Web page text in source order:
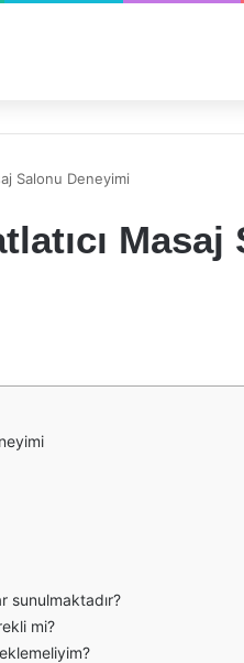
Salonu Deneyimi
Masaj
sunulmaktadır?
mi?